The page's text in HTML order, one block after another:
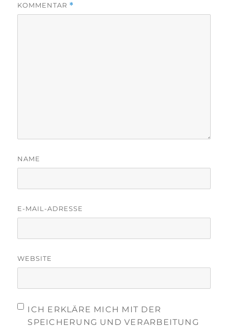
KOMMENTAR *
NAME
E-MAIL-ADRESSE
WEBSITE
ICH ERKLÄRE MICH MIT DER
SPEICHERUNG UND VERARBEITUNG